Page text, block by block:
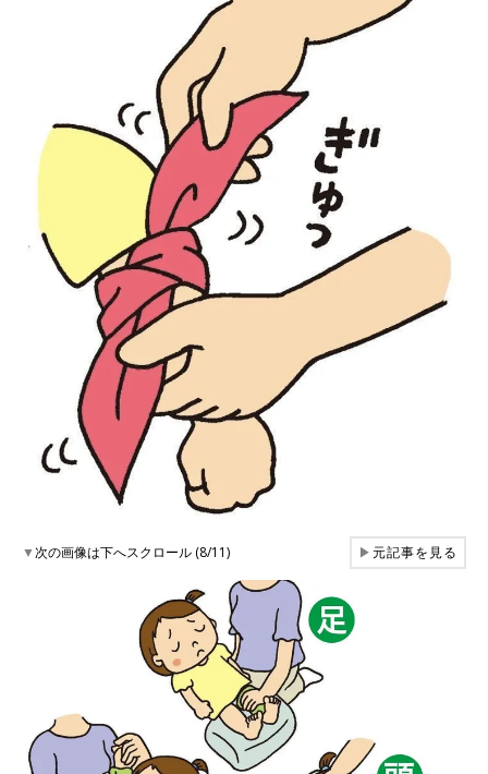
▼次の画像は下へスクロール (8/11) ▶元記事を見る